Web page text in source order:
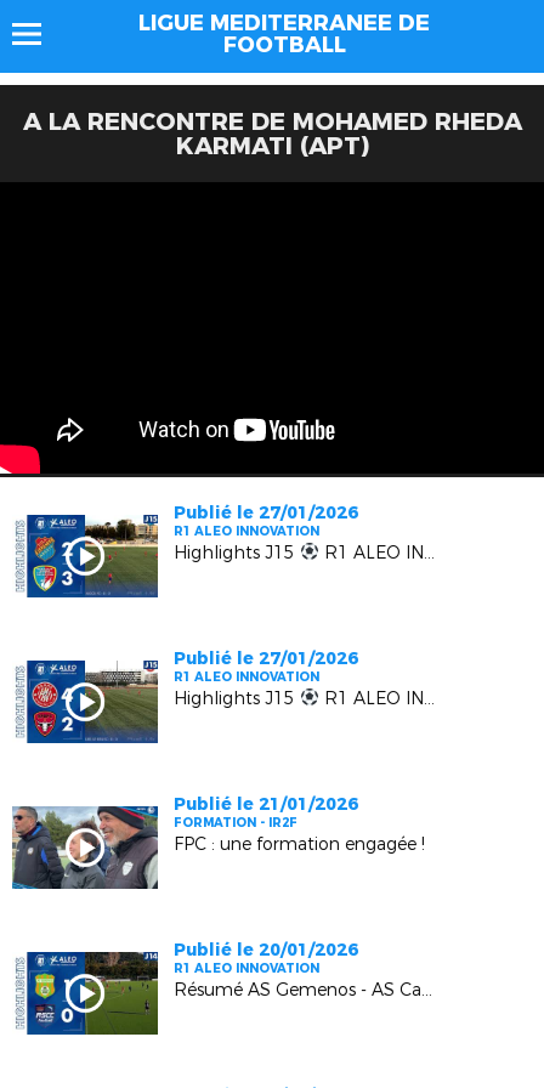
LIGUE MEDITERRANEE DE
FOOTBALL
A LA RENCONTRE DE MOHAMED RHEDA
KARMATI (APT)
Publié le 27/01/2026
R1 ALEO INNOVATION
Highlights J15 R1 ALEO INNOVATION | EUGA Ardziv vs MGCB FC
Publié le 27/01/2026
R1 ALEO INNOVATION
Highlights J15 R1 ALEO INNOVATION | LUYNES vs FC BEAUSOLEIL
Publié le 21/01/2026
FORMATION - IR2F
FPC : une formation engagée !
Publié le 20/01/2026
R1 ALEO INNOVATION
Résumé AS Gemenos - AS Cagnes Le Cros : 1-0